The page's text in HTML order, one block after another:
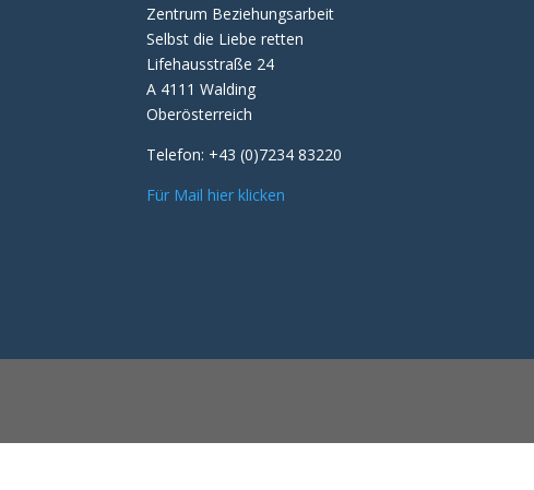
Zentrum Beziehungsarbeit
Selbst die Liebe retten
Lifehausstraße 24
A 4111 Walding
Oberösterreich
Telefon: +43 (0)7234 83220
Für Mail hier klicken